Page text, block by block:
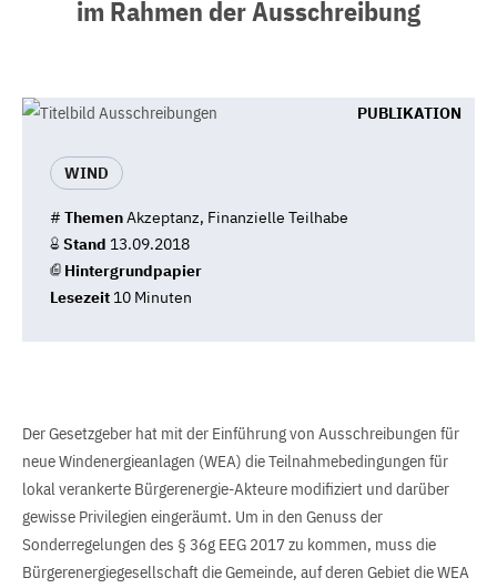
im Rahmen der Ausschreibung
PUBLIKATION
WIND
# ThemenAkzeptanz, Finanzielle Teilhabe
Stand 13.09.2018
Hintergrundpapier
Lesezeit 10 Minuten
Der Gesetzgeber hat mit der Einführung von Ausschreibungen für
neue Windenergieanlagen (WEA) die Teilnahmebedingungen für
lokal verankerte Bürgerenergie-Akteure modifiziert und darüber
gewisse Privilegien eingeräumt. Um in den Genuss der
Sonderregelungen des § 36g EEG 2017 zu kommen, muss die
Bürgerenergiegesellschaft die Gemeinde, auf deren Gebiet die WEA